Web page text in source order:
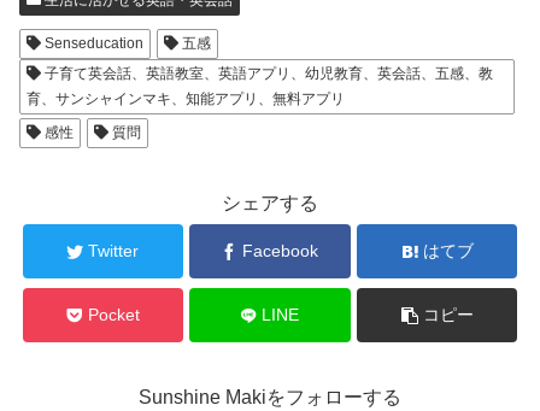
Senseducation
五感
子育て英会話、英語教室、英語アプリ、幼児教育、英会話、五感、教
育、サンシャインマキ、知能アプリ、無料アプリ
感性
質問
シェアする
Twitter Facebook はてブ
Pocket LINE コピー
Sunshine Makiをフォローする